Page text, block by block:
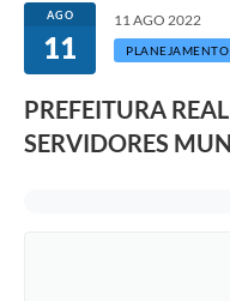
AGO
11
11 AGO 2022
PREFEITURA
SERVIDORES